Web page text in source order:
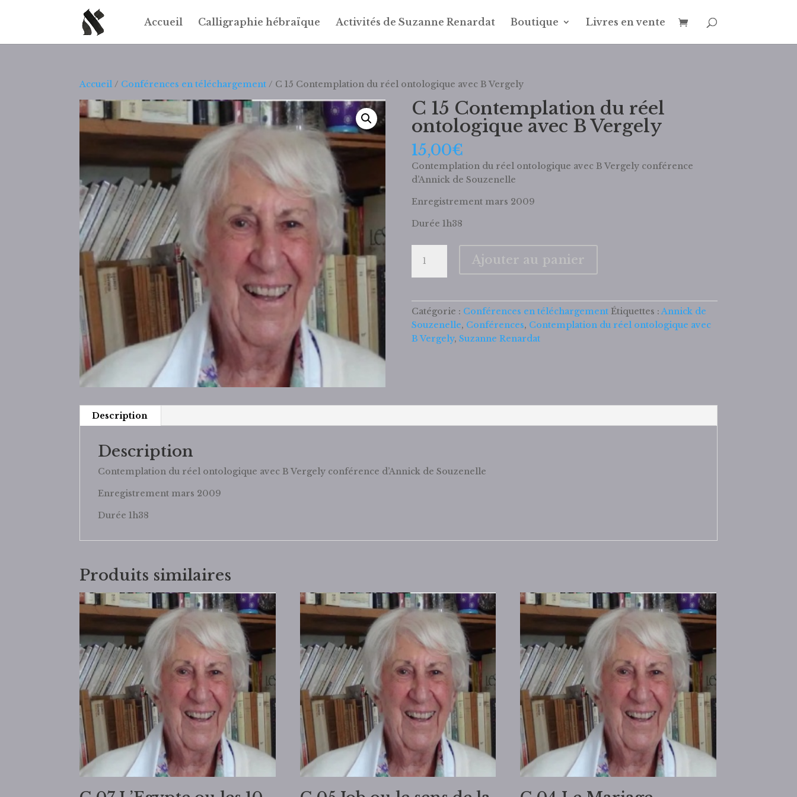
Accueil Calligraphie hébraïque Activités de Suzanne Renardat Boutique Livres en vente
Accueil / Conférences en téléchargement / C 15 Contemplation du réel ontologique avec B Vergely
C 15 Contemplation du réel
ontologique avec B Vergely
15,00€
Contemplation du réel ontologique avec B Vergely conférence
d’Annick de Souzenelle
Enregistrement mars 2009
Durée 1h38
C
Contemplation
du
réel
ontologique
Ajouter au panier
Catégorie : Conférences en téléchargement Étiquettes :Annick de
Souzenelle, Conférences, Contemplation du réel ontologique avec
B Vergely, Suzanne Renardat
Description
Description
Contemplation du réel ontologique avec B Vergely conférence d’Annick de Souzenelle
Enregistrement mars 2009
Durée 1h38
Produits similaires